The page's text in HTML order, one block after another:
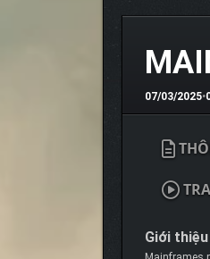
07/03/2025•
Giới